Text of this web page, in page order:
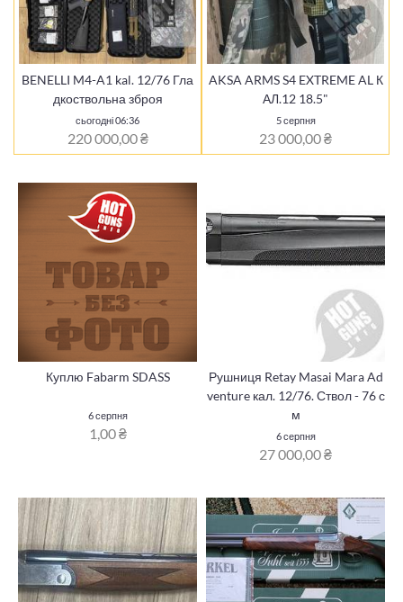
BENELLI M4-A1 kal. 12/76 Гла
дкоствольна зброя
сьогодні 06:36
220 000,00 ₴
AKSA ARMS S4 EXTREME AL К
АЛ.12 18.5"
5 серпня
23 000,00 ₴
Куплю Fabarm SDASS
6 серпня
1,00 ₴
Рушниця Retay Masai Mara Ad
venture кал. 12/76. Ствол - 76 с
м
6 серпня
27 000,00 ₴